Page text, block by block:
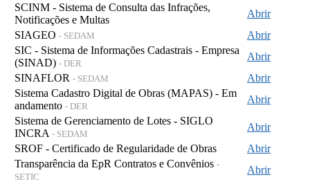
SCINM - Sistema de Consulta das Infrações,
Notificações e Multas
Abrir
SIAGEO - SEDAM
Abrir
SIC - Sistema de Informações Cadastrais - Empresa
(SINAD) - DER
Abrir
SINAFLOR - SEDAM
Abrir
Sistema Cadastro Digital de Obras (MAPAS) - Em
andamento - DER
Abrir
Sistema de Gerenciamento de Lotes - SIGLO
INCRA - SEDAM
Abrir
SROF - Certificado de Regularidade de Obras
Abrir
Transparência da EpR Contratos e Convênios -
SETIC
Abrir